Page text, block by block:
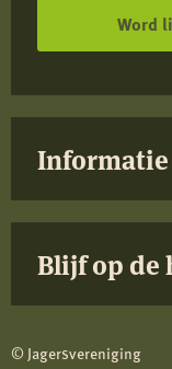
Informatie
Word
Blijf op de
© Jagersvereniging